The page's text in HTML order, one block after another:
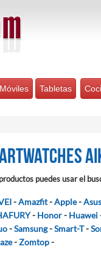
Móviles Tabletas
puedes usar el
-Amazfit-Apple-Asus
- Honor- Huawei
-Samsung-Smart-T-
-Zomtop-